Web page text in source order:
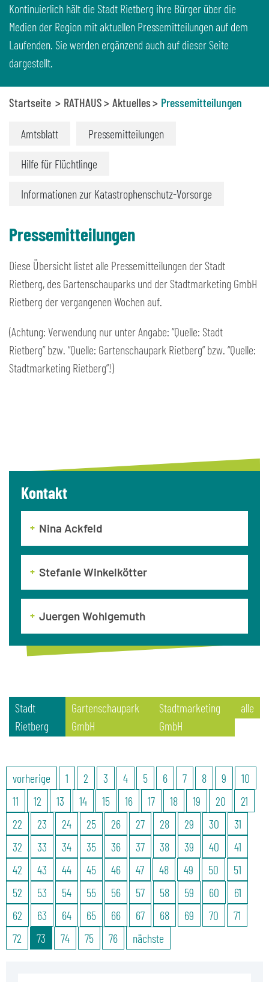
Kontinuierlich hält die Stadt Rietberg ihre Bürger über die
Medien der Region mit aktuellen Pressemitteilungen auf dem
Laufenden. Sie werden ergänzend auch auf dieser Seite
dargestellt.
Startseite RATHAUS Aktuelles Pressemitteilungen
Amtsblatt Pressemitteilungen
Hilfe für Flüchtlinge
Informationen zur Katastrophenschutz-Vorsorge
Pressemitteilungen
Diese Übersicht listet alle Pressemitteilungen der Stadt
Rietberg, des Gartenschauparks und der Stadtmarketing GmbH
Rietberg der vergangenen Wochen auf.
(Achtung: Verwendung nur unter Angabe: “Quelle: Stadt
Rietberg” bzw. “Quelle: Gartenschaupark Rietberg” bzw. “Quelle:
Stadtmarketing Rietberg”!)
Kontakt
Nina Ackfeld
Stefanie Winkelkötter
Juergen Wohlgemuth
Stadt
Rietberg
Gartenschaupark
GmbH
Stadtmarketing
GmbH
alle
vorherige 1 2 3 4 5 6 7 8 9
10
11
12 13 14 15 16 17 18 19 20
21
22
23 24 25 26 27 28 29 30
31
32
33 34 35 36 37 38 39 40
41
42
43 44 45 46 47 48 49 50
51
52
53 54 55 56 57 58 59 60
61
62
63 64 65 66 67 68 69 70
71
72
73 74 75 76 nächste